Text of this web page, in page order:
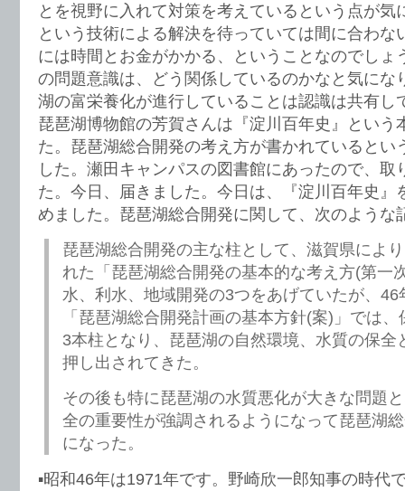
とを視野に入れて対策を考えているという点が気
という技術による解決を待っていては間に合わな
には時間とお金がかかる、ということなのでしょ
の問題意識は、どう関係しているのかなと気にな
湖の富栄養化が進行していることは認識は共有し
琵琶湖博物館の芳賀さんは『淀川百年史』という
た。琵琶湖総合開発の考え方が書かれているとい
した。瀬田キャンパスの図書館にあったので、取
た。今日、届きました。今日は、『淀川百年史』
めました。琵琶湖総合開発に関して、次のような
琵琶湖総合開発の主な柱として、滋賀県によ
れた「琵琶湖総合開発の基本的な考え方(第一
水、利水、地域開発の3つをあげていたが、46
「琵琶湖総合開発計画の基本方針(案)」では
3本柱となり、琵琶湖の自然環境、水質の保全
押し出されてきた。
その後も特に琵琶湖の水質悪化が大きな問題
全の重要性が強調されるようになって琵琶湖
になった。
▪️昭和46年は1971年です。野崎欣一郎知事の時代